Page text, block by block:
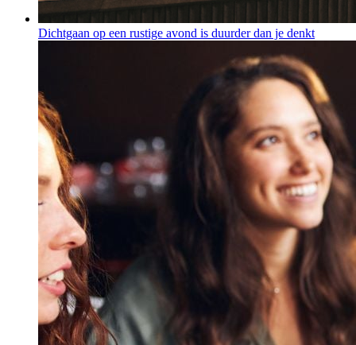
Dichtgaan op een rustige avond is duurder dan je denkt